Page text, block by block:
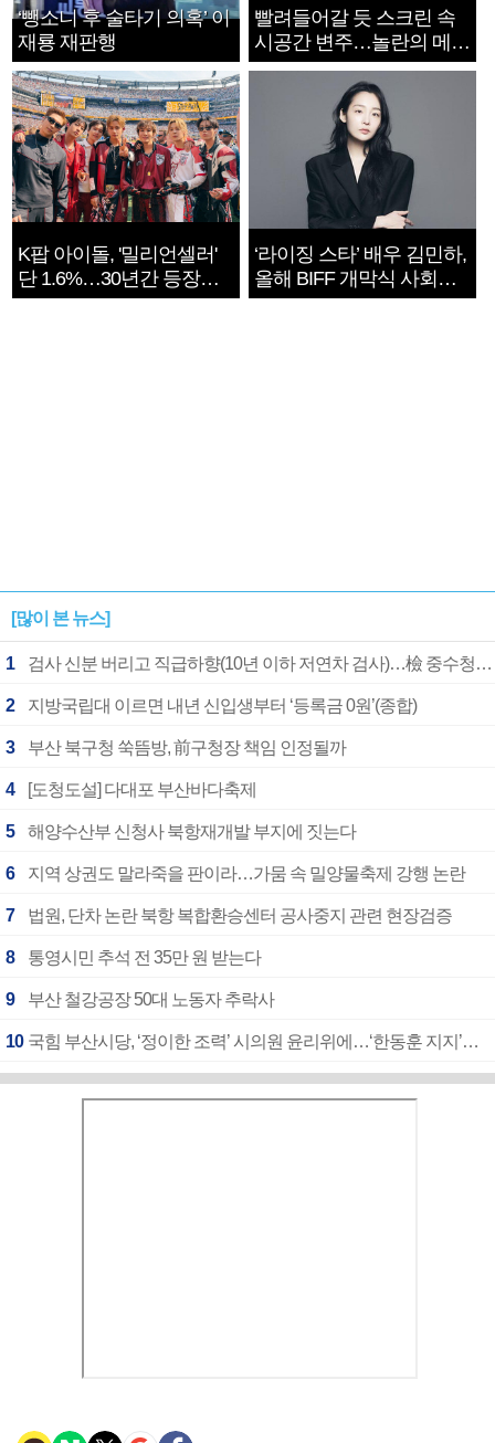
‘뺑소니 후 술타기 의혹’ 이
재룡 재판행
빨려들어갈 듯 스크린 속
시공간 변주…놀란의 메시
지는 ‘전쟁 속죄’
K팝 아이돌, '밀리언셀러'
단 1.6%…30년간 등장
1182개팀 전수조사
‘라이징 스타’ 배우 김민하,
올해 BIFF 개막식 사회자
확정
[많이 본 뉴스]
1 검사 신분 버리고 직급하향(10년 이하 저연차 검사)…檢 중수청행 기피
2 지방국립대 이르면 내년 신입생부터 ‘등록금 0원’(종합)
3 부산 북구청 쑥뜸방, 前구청장 책임 인정될까
4 [도청도설] 다대포 부산바다축제
5 해양수산부 신청사 북항재개발 부지에 짓는다
6 지역 상권도 말라죽을 판이라…가뭄 속 밀양물축제 강행 논란
7 법원, 단차 논란 북항 복합환승센터 공사중지 관련 현장검증
8 통영시민 추석 전 35만 원 받는다
9 부산 철강공장 50대 노동자 추락사
10 국힘 부산시당, ‘정이한 조력’ 시의원 윤리위에…‘한동훈 지지’도 신고접수